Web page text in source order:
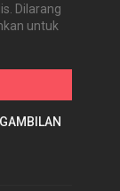
Dilarang
untuk